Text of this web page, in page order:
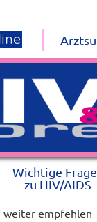
Wichtige
zu HIV/AIDS
weiter empfehlen